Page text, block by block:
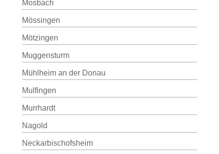
Mosbach
Mössingen
Mötzingen
Muggensturm
Mühlheim an der Donau
Mulfingen
Murrhardt
Nagold
Neckarbischofsheim